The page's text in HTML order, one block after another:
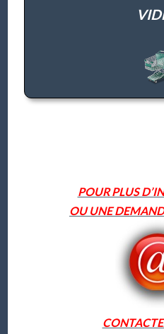
POUR PLUS
OU UNE